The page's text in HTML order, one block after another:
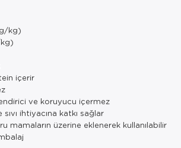
kg)
içerir
ve koruyucu içermez
ihtiyacına katkı sağlar
mamaların üzerine eklenerek kullanılabilir